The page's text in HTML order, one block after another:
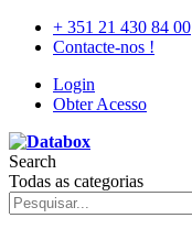
+ 351 21 430 84 00
Contacte-nos !
Login
Obter Acesso
Search
Todas as categorias